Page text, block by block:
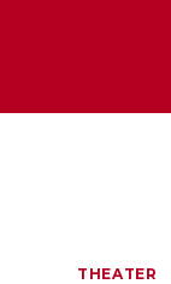
THEATER